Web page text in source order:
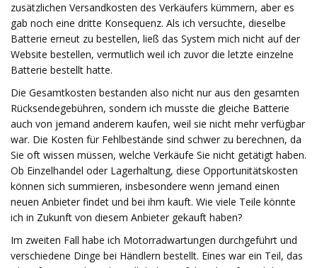
zusätzlichen Versandkosten des Verkäufers kümmern, aber es
gab noch eine dritte Konsequenz. Als ich versuchte, dieselbe
Batterie erneut zu bestellen, ließ das System mich nicht auf der
Website bestellen, vermutlich weil ich zuvor die letzte einzelne
Batterie bestellt hatte.
Die Gesamtkosten bestanden also nicht nur aus den gesamten
Rücksendegebühren, sondern ich musste die gleiche Batterie
auch von jemand anderem kaufen, weil sie nicht mehr verfügbar
war. Die Kosten für Fehlbestände sind schwer zu berechnen, da
Sie oft wissen müssen, welche Verkäufe Sie nicht getätigt haben.
Ob Einzelhandel oder Lagerhaltung, diese Opportunitätskosten
können sich summieren, insbesondere wenn jemand einen
neuen Anbieter findet und bei ihm kauft. Wie viele Teile könnte
ich in Zukunft von diesem Anbieter gekauft haben?
Im zweiten Fall habe ich Motorradwartungen durchgeführt und
verschiedene Dinge bei Händlern bestellt. Eines war ein Teil, das